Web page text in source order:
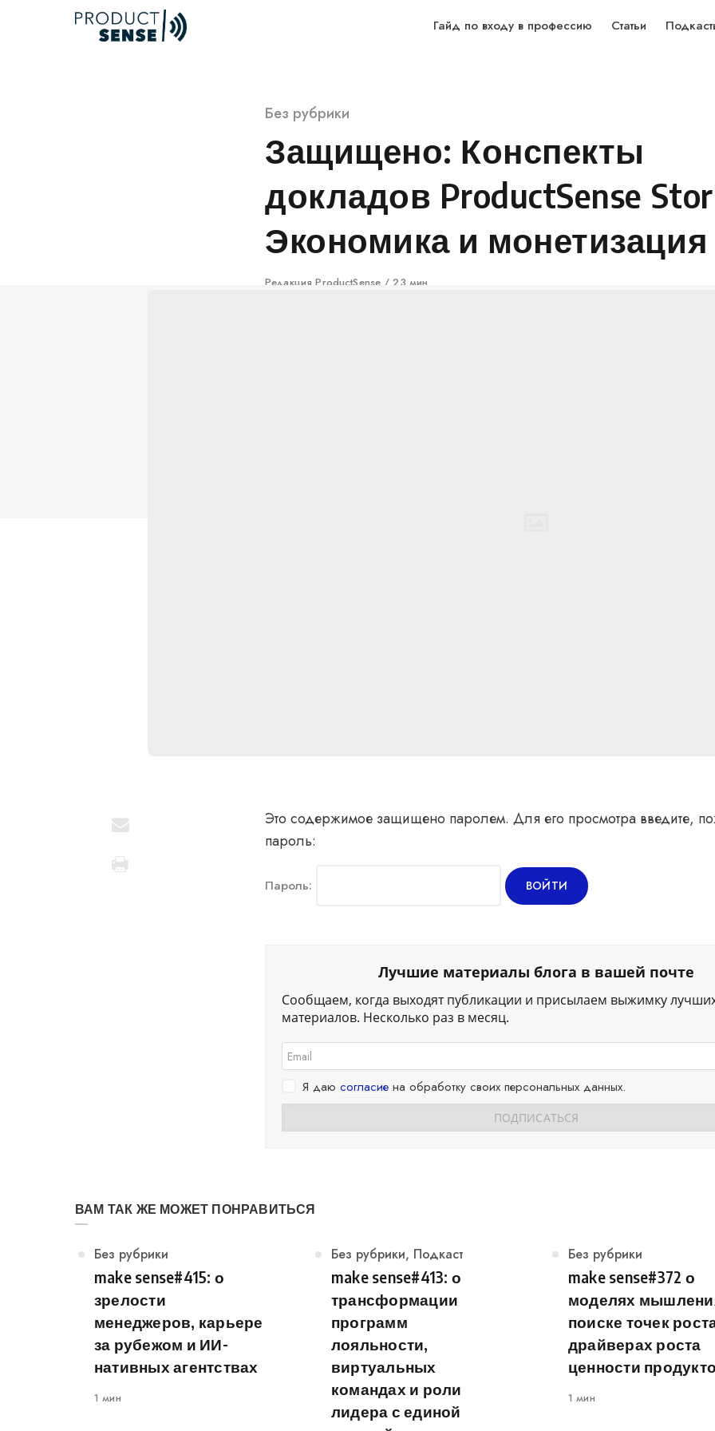
Гайд по входу в профессию Статьи
Категория
Без рубрики
Защищено: Конспекты
докладов ProductSense
Экономика и монетизация
Автор
Редакция ProductSense 23 мин
Это содержимое защищено паролем. Для его просмотра введите,
пароль:
Пароль:
Лучшие материалы блога в вашей почте
Сообщаем, когда выходят публикации и присылаем выжимку
материалов. Несколько раз в месяц.
Я даю согласие на обработку своих персональных данных.
ВАМ ТАК ЖЕ МОЖЕТ ПОНРАВИТЬСЯ
Категория
Без рубрики
make sense#415: о
зрелости
менеджеров, карьере
за рубежом и ИИ-
нативных агентствах
1 мин
Категория
Без рубрики, Подкаст
make sense#413: о
трансформации
программ
лояльности,
виртуальных
командах и роли
лидера с единой
Категория
Без рубрики
make sense#372 о
моделях
поиске точек
драйверах роста
ценности
1 мин